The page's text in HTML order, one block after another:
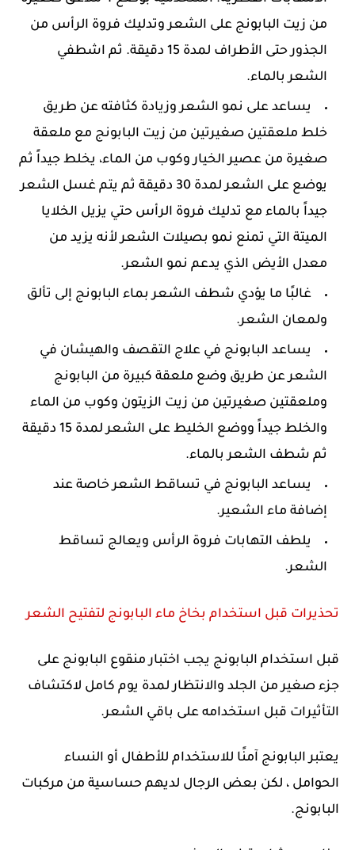
من زيت البابونج على الشعر وتدليك فروة الرأس من
الجذور حتى الأطراف لمدة 15 دقيقة. ثم اشطفي
الشعر بالماء.
يساعد على نمو الشعر وزيادة كثافته عن طريق
خلط ملعقتين صغيرتين من زيت البابونج مع ملعقة
صغيرة من عصير الخيار وكوب من الماء، يخلط جيداً ثم
يوضع على الشعر لمدة 30 دقيقة ثم يتم غسل الشعر
جيداً بالماء مع تدليك فروة الرأس حتي يزيل الخلايا
الميتة التي تمنع نمو بصيلات الشعر لأنه يزيد من
معدل الأيض الذي يدعم نمو الشعر.
غالبًا ما يؤدي شطف الشعر بماء البابونج إلى تألق
ولمعان الشعر.
يساعد البابونج في علاج التقصف والهيشان في
الشعر عن طريق وضع ملعقة كبيرة من البابونج
وملعقتين صغيرتين من زيت الزيتون وكوب من الماء
والخلط جيداً ووضع الخليط على الشعر لمدة 15 دقيقة
ثم شطف الشعر بالماء.
يساعد البابونج في تساقط الشعر خاصة عند
إضافة ماء الشعير.
يلطف التهابات فروة الرأس ويعالج تساقط
الشعر.
تحذيرات قبل استخدام بخاخ ماء البابونج لتفتيح الشعر
قبل استخدام البابونج يجب اختبار منقوع البابونج على
جزء صغير من الجلد والانتظار لمدة يوم كامل لاكتشاف
التأثيرات قبل استخدامه على باقي الشعر.
يعتبر البابونج آمنًا للاستخدام للأطفال أو النساء
الحوامل ، لكن بعض الرجال لديهم حساسية من مركبات
البابونج.